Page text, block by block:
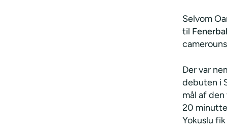
Selvom
til
Der var
debuten i
mål af
20
Yokuslu